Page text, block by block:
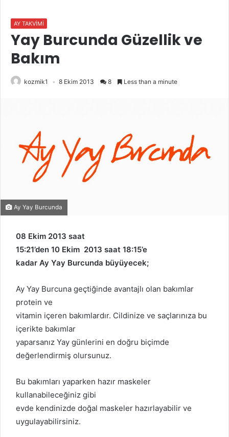
AY TAKVİMİ
Yay Burcunda Güzellik ve
Bakım
kozmik1 8 Ekim 2013 8 Less than a minute
Ay Yay Burcunda
08 Ekim 2013 saat
15:21’den 10 Ekim 2013 saat 18:15’e
kadar Ay Yay Burcunda büyüyecek;
Ay Yay Burcuna geçtiğinde avantajlı olan bakımlar
protein ve
vitamin içeren bakımlardır. Cildinize ve saçlarınıza bu
içerikte bakımlar
yaparsanız Yay günlerini en doğru biçimde
değerlendirmiş olursunuz.
Bu bakımları yaparken hazır maskeler
kullanabileceğiniz gibi
evde kendinizde doğal maskeler hazırlayabilir ve
uygulayabilirsiniz.